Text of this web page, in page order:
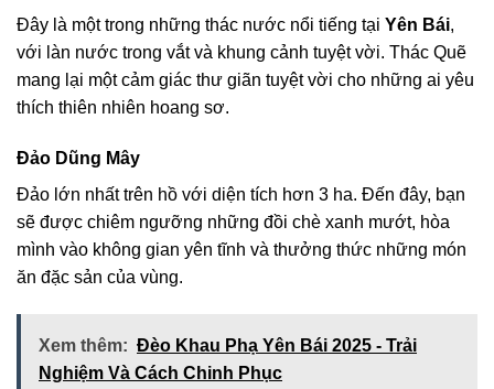
Đây là một trong những thác nước nổi tiếng tại Yên Bái,
với làn nước trong vắt và khung cảnh tuyệt vời. Thác Quẽ
mang lại một cảm giác thư giãn tuyệt vời cho những ai yêu
thích thiên nhiên hoang sơ.
Đảo Dũng Mây
Đảo lớn nhất trên hồ với diện tích hơn 3 ha. Đến đây, bạn
sẽ được chiêm ngưỡng những đồi chè xanh mướt, hòa
mình vào không gian yên tĩnh và thưởng thức những món
ăn đặc sản của vùng.
Xem thêm: Đèo Khau Phạ Yên Bái 2025 - Trải
Nghiệm Và Cách Chinh Phục